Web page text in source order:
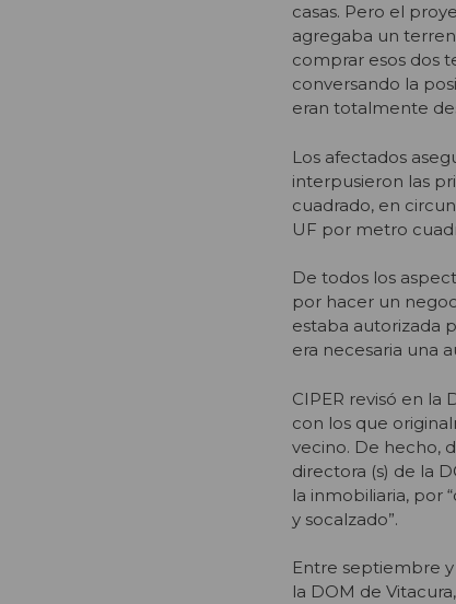
casas. Pero el
agregaba un
comprar esos dos
conversando la
eran totalmente
Los afectados
interpusieron las
cuadrado, en
UF por metro
De todos los
por hacer un
estaba autorizada
era necesaria una
CIPER revisó en
con los que
vecino. De hecho,
directora (s) de la
la inmobiliaria, por
y socalzado”.
Entre septiembre
la DOM de